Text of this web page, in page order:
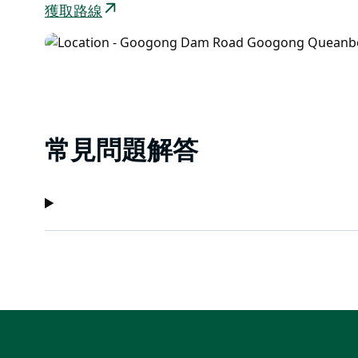
獲取路線
常見問題解答